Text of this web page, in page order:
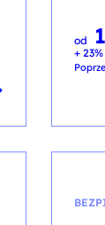
od
cena
cena
+